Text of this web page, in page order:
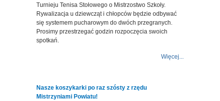
Turnieju Tenisa Stołowego o Mistrzostwo Szkoły.
Rywalizacja u dziewcząt i chłopców będzie odbywać
się systemem pucharowym do dwóch przegranych.
Prosimy przestrzegać godzin rozpoczęcia swoich
spotkań.
Więcej...
Nasze koszykarki po raz szósty z rzędu
Mistrzyniami Powiatu!